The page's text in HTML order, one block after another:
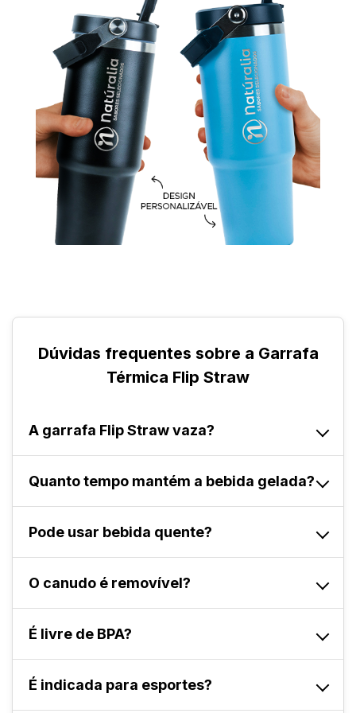
Dúvidas frequentes sobre a Garrafa
Térmica Flip Straw
A garrafa Flip Straw vaza?
Não. Possui tampa com rosca, sistema Fast Click
e vedação segura.
Quanto tempo mantém a bebida gelada?
Mantém bebidas geladas por até 18 horas com
gelo e até 12 horas sem gelo.
Pode usar bebida quente?
Sim. Conserva bebidas quentes por até 12 horas.
O canudo é removível?
Sim. Permite higienização prática e completa.
É livre de BPA?
Sim. Produzida com materiais BPA Free.
É indicada para esportes?